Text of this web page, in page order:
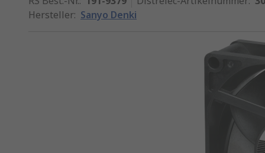
Hersteller: Sanyo Denki